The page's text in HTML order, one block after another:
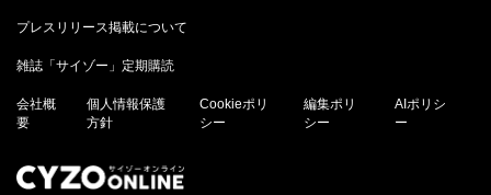
プレスリリース掲載について
雑誌「サイゾー」定期購読
会社概
要
個人情報保護
方針
Cookieポリ
シー
編集ポリ
シー
AIポリシ
ー